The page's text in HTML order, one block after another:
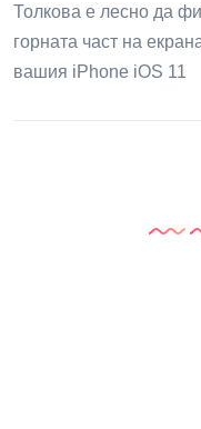
Толкова е лесно да
горната част на
вашия iPhone iOS 11